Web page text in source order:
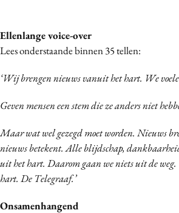
Ellenlange voice-over
Lees onderstaande binnen 35 tellen:
‘Wij brengen nieuws vanuit het hart. We
Geven mensen een stem die ze anders niet
Maar wat wel gezegd moet worden. Nieuws
nieuws betekent. Alle blijdschap,
uit het hart. Daarom gaan we niets uit de
hart. De Telegraaf.’
Onsamenhangend